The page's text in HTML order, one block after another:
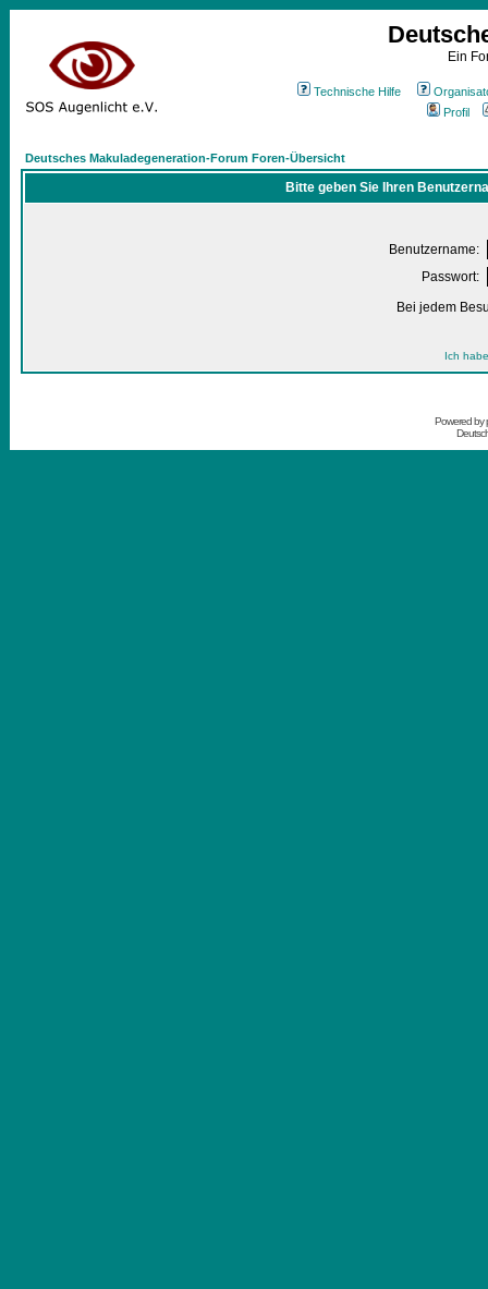
Ein
Technische Hilfe
Profil
Deutsches Makuladegeneration-Forum Foren-Übersicht
Bitte geben Sie Ihren
Benutzername:
Passwort:
Bei jedem
Ich
Powered by